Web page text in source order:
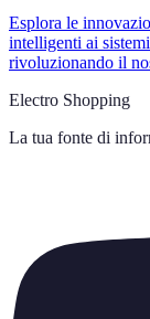
Esplora le
intelligenti ai
rivoluzionando il
Electro Shopping
La tua fonte di